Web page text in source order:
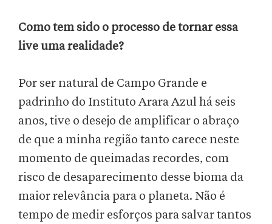
Como tem sido o processo de tornar essa
live uma realidade?
Por ser natural de Campo Grande e
padrinho do Instituto Arara Azul há seis
anos, tive o desejo de amplificar o abraço
de que a minha região tanto carece neste
momento de queimadas recordes, com
risco de desaparecimento desse bioma da
maior relevância para o planeta. Não é
tempo de medir esforços para salvar tantos